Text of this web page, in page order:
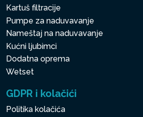
Kartuš filtracije
Pumpe za naduvavanje
Nameštaj na naduvavanje
Kućni ljubimci
Dodatna oprema
Wetset
GDPR i kolačići
Politika kolačića